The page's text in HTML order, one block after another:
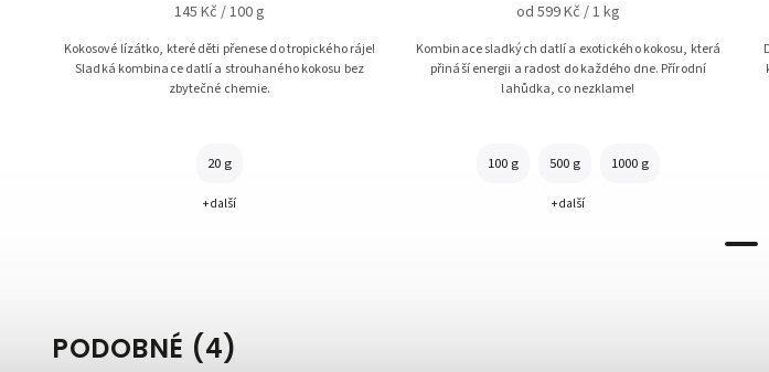
145 Kč / 100 g
Kokosové lízátko, které děti přenese do tropického ráje!
Sladká kombinace datlí a strouhaného kokosu bez
zbytečné chemie.
20 g
+ další
od 599 Kč / 1 kg
Kombinace sladkých datlí a exotického kokosu, která
přináší energii a radost do každého dne. Přírodní
lahůdka, co nezklame!
100 g 500 g 1000 g
+ další
PODOBNÉ (4)